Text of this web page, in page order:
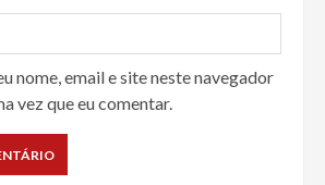
nome, email e site neste navegador
vez que eu comentar.